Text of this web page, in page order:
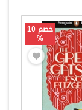
خصم 10
%